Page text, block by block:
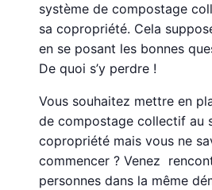
système de compostage
sa copropriété. Cela
en se posant les bonnes
De quoi s’y perdre !
Vous souhaitez mettre en
de compostage collectif au
copropriété mais vous ne
commencer ? Venez
personnes dans la même